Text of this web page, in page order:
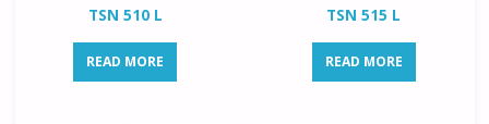
TSN 510 L
READ MORE
TSN 515 L
READ MORE